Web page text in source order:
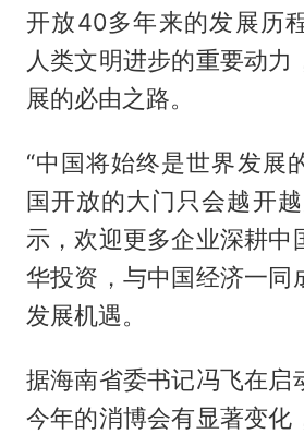
开放40多年来的发展历
人类文明进步的重要动力
展的必由之路。
“中国将始终是世界发展
国开放的大门只会越开
示，欢迎更多企业深耕中
华投资，与中国经济一同
发展机遇。
据海南省委书记冯飞在启
今年的消博会有显著变化